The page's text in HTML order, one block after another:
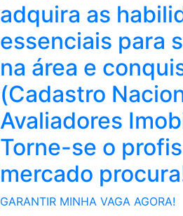
adquira as
essenciais para
na área e
(Cadastro
Avaliadores
Torne-se o
mercado
GARANTIR MINHA VAGA AGORA!